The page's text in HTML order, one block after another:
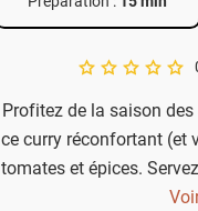
A star rating of
Profitez de la saison
ce curry réconfortant (et
tomates et épices.
naans